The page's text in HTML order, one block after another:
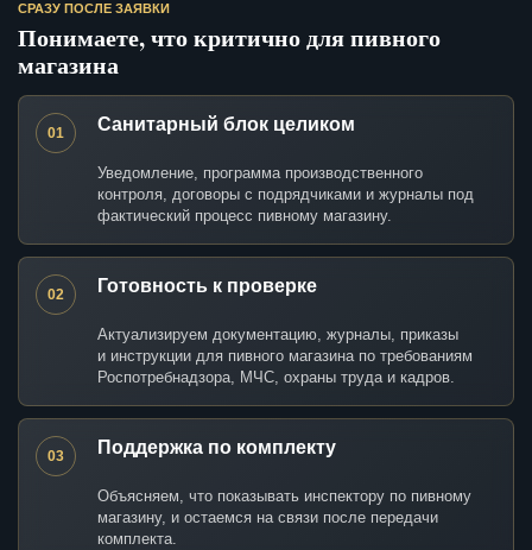
СРАЗУ ПОСЛЕ ЗАЯВКИ
Понимаете, что критично для пивного
магазина
01 Санитарный блок целиком
Уведомление, программа производственного
контроля, договоры с подрядчиками и журналы под
фактический процесс пивному магазину.
02 Готовность к проверке
Актуализируем документацию, журналы, приказы
и инструкции для пивного магазина по требованиям
Роспотребнадзора, МЧС, охраны труда и кадров.
03 Поддержка по комплекту
Объясняем, что показывать инспектору по пивному
магазину, и остаемся на связи после передачи
комплекта.